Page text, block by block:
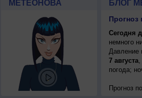
МЕТЕОНОВА БЛОГ
Прогноз
Сегодня
немного
Давление
7 августа,
погода;
Прогноз